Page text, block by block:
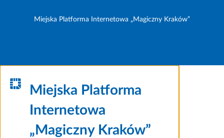
Miejska Platforma Internetowa „Magiczny Kraków”
Miejska Platforma
Internetowa
„Magiczny Kraków”